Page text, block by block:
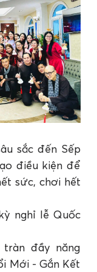
sắc đến Sếp
điều kiện để
sức, chơi hết
nghỉ lễ Quốc
đầy năng
Mới - Gắn Kết